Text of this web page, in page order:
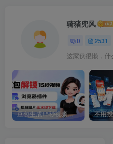
骑猪兜风
0 2531
这家伙很懒，什
豆包生成15秒视频——浏览器插件：豆包/Dola 视频图片无水印下载 + 解锁15秒视频生成